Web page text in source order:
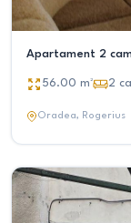
Apartament 2
56.00 m² 2
Oradea, Rogerius